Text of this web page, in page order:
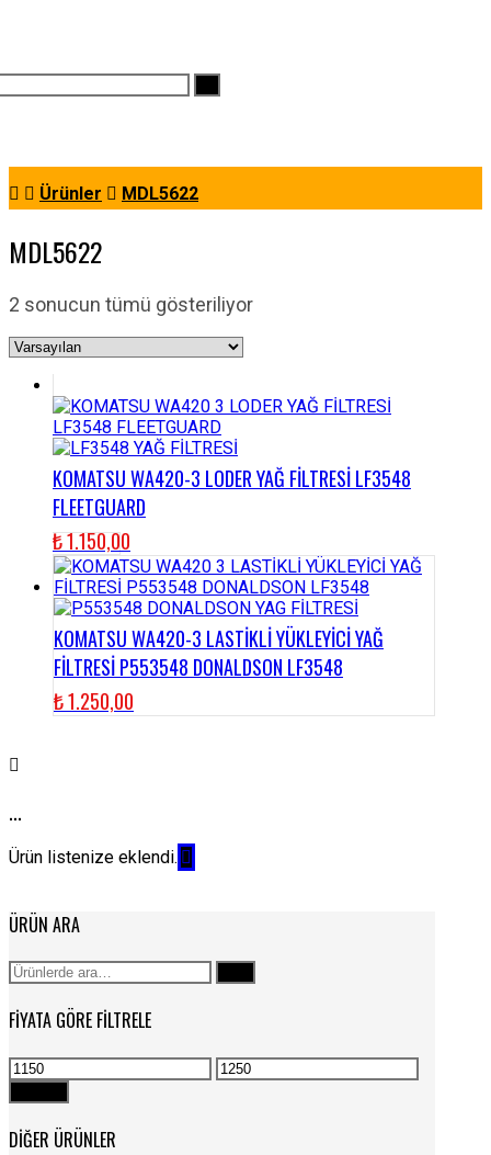
Ürünler MDL5622
MDL5622
2 sonucun tümü gösteriliyor
KOMATSU WA420-3 LODER YAĞ FİLTRESİ LF3548
FLEETGUARD
₺1.150,00
KOMATSU WA420-3 LASTİKLİ YÜKLEYİCİ YAĞ
FİLTRESİ P553548 DONALDSON LF3548
₺1.250,00
...
Ürün listenize eklendi.
ÜRÜN ARA
Ara:
FIYATA GÖRE FILTRELE
En
düşük
fiyat
En
yüksek
DIĞER ÜRÜNLER